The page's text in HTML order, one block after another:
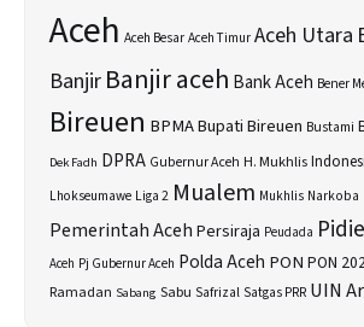
Aceh Aceh Besar Aceh Timur Aceh Utara
BanjirBanjir aceh Bank Aceh Bener
Bireuen BPMABupati Bireuen Bustami
Dek Fadh DPRA Gubernur Aceh H. Mukhlis
Lhokseumawe Liga 2 Mualem Mukhlis Narkoba
Pemerintah AcehPersiraja Peudada Pidie
Aceh Pj Gubernur Aceh Polda Aceh PON PON
Ramadan Sabang Sabu SafrizalSatgas PRR UIN